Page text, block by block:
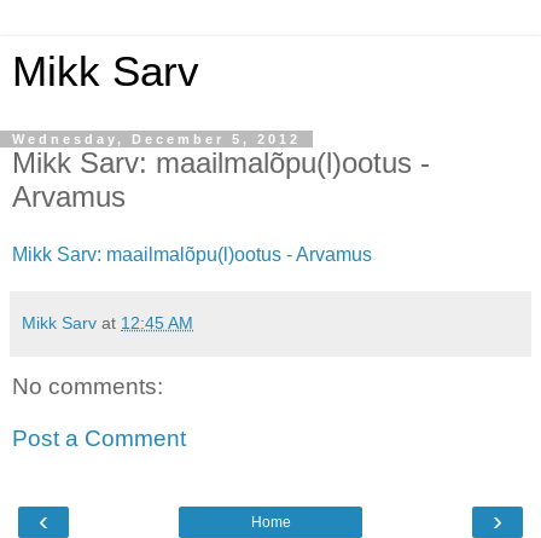
Mikk Sarv
Wednesday, December 5, 2012
Mikk Sarv: maailmalõpu(l)ootus -
Arvamus
Mikk Sarv: maailmalõpu(l)ootus - Arvamus
Mikk Sarv at 12:45 AM
No comments:
Post a Comment
‹ ›
Home